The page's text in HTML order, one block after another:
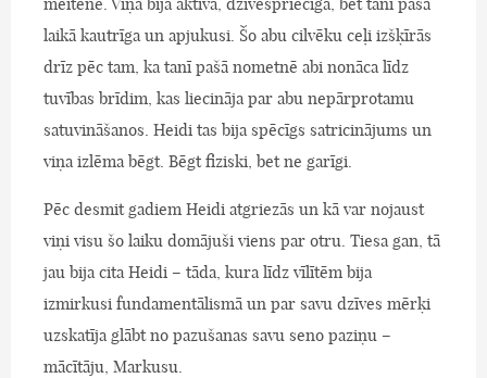
laikā kautrīga un apjukusi. Šo abu cilvēku ceļi izšķīrās
drīz pēc tam, ka tanī pašā nometnē abi nonāca līdz
tuvības brīdim, kas liecināja par abu nepārprotamu
satuvināšanos. Heidi tas bija spēcīgs satricinājums un
viņa izlēma bēgt. Bēgt fiziski, bet ne garīgi.
Pēc desmit gadiem Heidi atgriezās un kā var nojaust
viņi visu šo laiku domājuši viens par otru. Tiesa gan, tā
jau bija cita Heidi – tāda, kura līdz vīlītēm bija
izmirkusi fundamentālismā un par savu dzīves mērķi
uzskatīja glābt no pazušanas savu seno paziņu –
mācītāju, Markusu.